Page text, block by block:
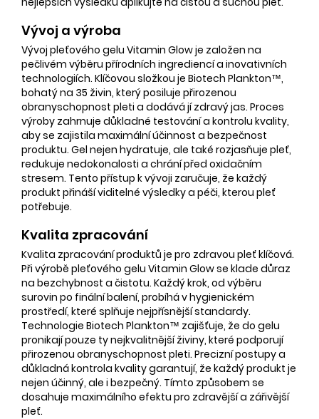
Vývoj a výroba
Vývoj pleťového gelu Vitamin Glow je založen na
pečlivém výběru přírodních ingrediencí a inovativních
technologiích. Klíčovou složkou je Biotech Plankton™,
bohatý na 35 živin, který posiluje přirozenou
obranyschopnost pleti a dodává jí zdravý jas. Proces
výroby zahrnuje důkladné testování a kontrolu kvality,
aby se zajistila maximální účinnost a bezpečnost
produktu. Gel nejen hydratuje, ale také rozjasňuje pleť,
redukuje nedokonalosti a chrání před oxidačním
stresem. Tento přístup k vývoji zaručuje, že každý
produkt přináší viditelné výsledky a péči, kterou pleť
potřebuje.
Kvalita zpracování
Kvalita zpracování produktů je pro zdravou pleť klíčová.
Při výrobě pleťového gelu Vitamin Glow se klade důraz
na bezchybnost a čistotu. Každý krok, od výběru
surovin po finální balení, probíhá v hygienickém
prostředí, které splňuje nejpřísnější standardy.
Technologie Biotech Plankton™ zajišťuje, že do gelu
pronikají pouze ty nejkvalitnější živiny, které podporují
přirozenou obranyschopnost pleti. Precizní postupy a
důkladná kontrola kvality garantují, že každý produkt je
nejen účinný, ale i bezpečný. Tímto způsobem se
dosahuje maximálního efektu pro zdravější a zářivější
pleť.